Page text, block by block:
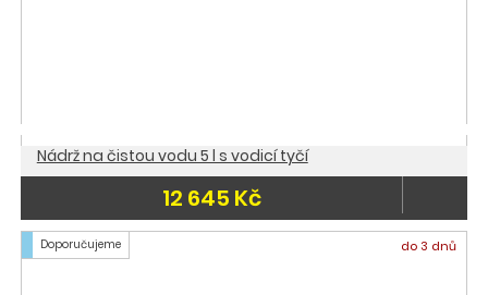
Nádrž na čistou vodu 5 l s vodicí tyčí
12 645 Kč
Doporučujeme do 3 dnů